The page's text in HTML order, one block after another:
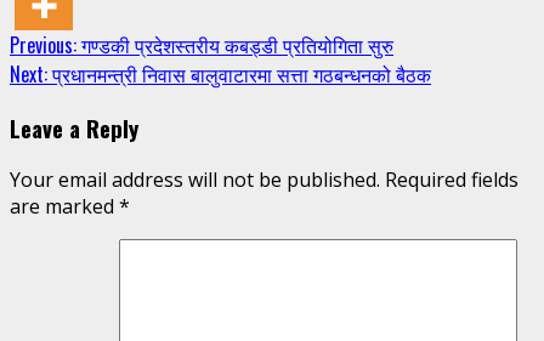
Continue
Reading
Previous:गण्डकी प्रदेशस्तरीय कबड्डी प्रतियोगिता सुरु
Next:प्रधानमन्त्री निवास बालुवाटारमा सत्ता गठबन्धनको बैठक
Leave a Reply
Your email address will not be published. Required fields
are marked *